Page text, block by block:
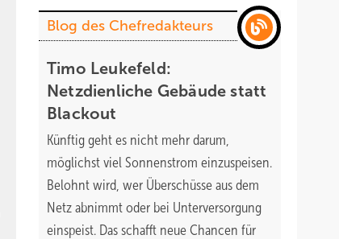
Blog des Chefredakteurs
Timo Leukefeld:
Netzdienliche Gebäude statt
Blackout
Künftig geht es nicht mehr darum,
möglichst viel Sonnenstrom einzuspeisen.
Belohnt wird, wer Überschüsse aus dem
Netz abnimmt oder bei Unterversorgung
einspeist. Das schafft neue Chancen für